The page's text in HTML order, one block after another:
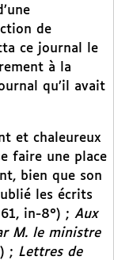
de
ce journal le
à la
qu’il avait
et chaleureux
faire une place
bien que son
les écrits
in-8°) ; Aux
M. le ministre
; Lettres de